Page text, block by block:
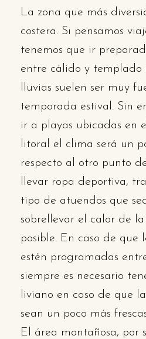
La zona que más
costera. Si pensamos
tenemos que ir
entre cálido y templado
lluvias suelen ser muy
temporada estival. Sin
ir a playas ubicadas en
litoral el clima será un
respecto al otro punto
llevar ropa deportiva,
tipo de atuendos que
sobrellevar el calor de
posible. En caso de que
estén programadas
siempre es necesario
liviano en caso de que
sean un poco más
El área montañosa, por